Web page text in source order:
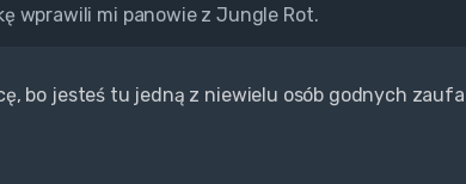
wprawili mi panowie z Jungle Rot.
bo jesteś tu jedną z niewielu osób godnych